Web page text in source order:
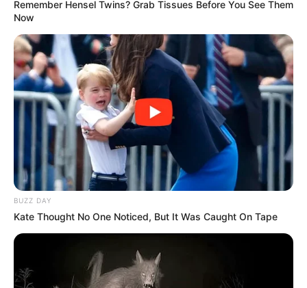
την κυβέρνησή του έχει επικριθεί για αργή πρόοδο και
εκτεταμένες διορθώσεις.
Remember Hensel Twins? Grab Tissues Before You See Them
Now
BUZZ DAY
Kate Thought No One Noticed, But It Was Caught On Tape